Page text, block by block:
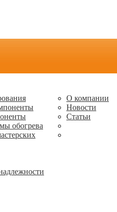
обогрева
О компании
Новости
Статьи